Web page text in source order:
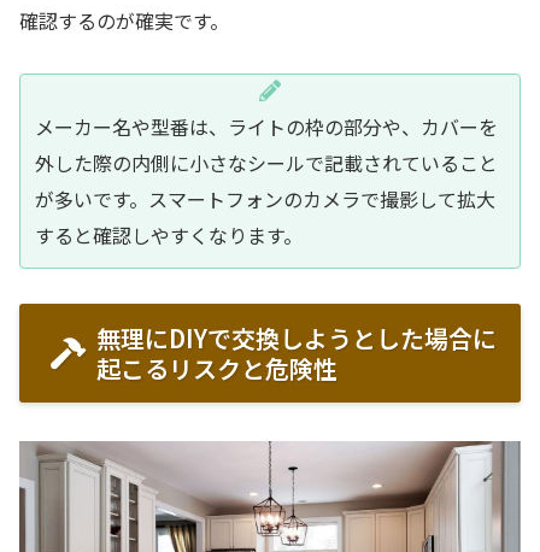
確認するのが確実です。
メーカー名や型番は、ライトの枠の部分や、カバーを
外した際の内側に小さなシールで記載されていること
が多いです。スマートフォンのカメラで撮影して拡大
すると確認しやすくなります。
無理にDIYで交換しようとした場合に
起こるリスクと危険性